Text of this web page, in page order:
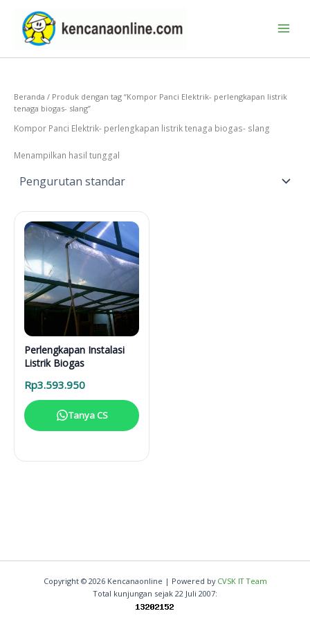
konten
Beranda / Produk dengan tag “Kompor Panci Elektrik- perlengkapan listrik
tenaga biogas- slang”
Kompor Panci Elektrik- perlengkapan listrik tenaga biogas- slang
Menampilkan hasil tunggal
Perlengkapan Instalasi
Listrik Biogas
Rp3.593.950
Tanya CS
Copyright © 2026 Kencanaonline | Powered by CVSK IT Team
Total kunjungan sejak 22 Juli 2007: